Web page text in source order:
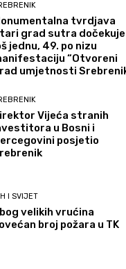
tvrdjava
grad sutra dočekuje
jednu, 49. po nizu
“Otvoreni
umjetnosti
Vijeća stranih
u Bosni i
posjetio
I SVIJET
velikih vrućina
broj požara u TK